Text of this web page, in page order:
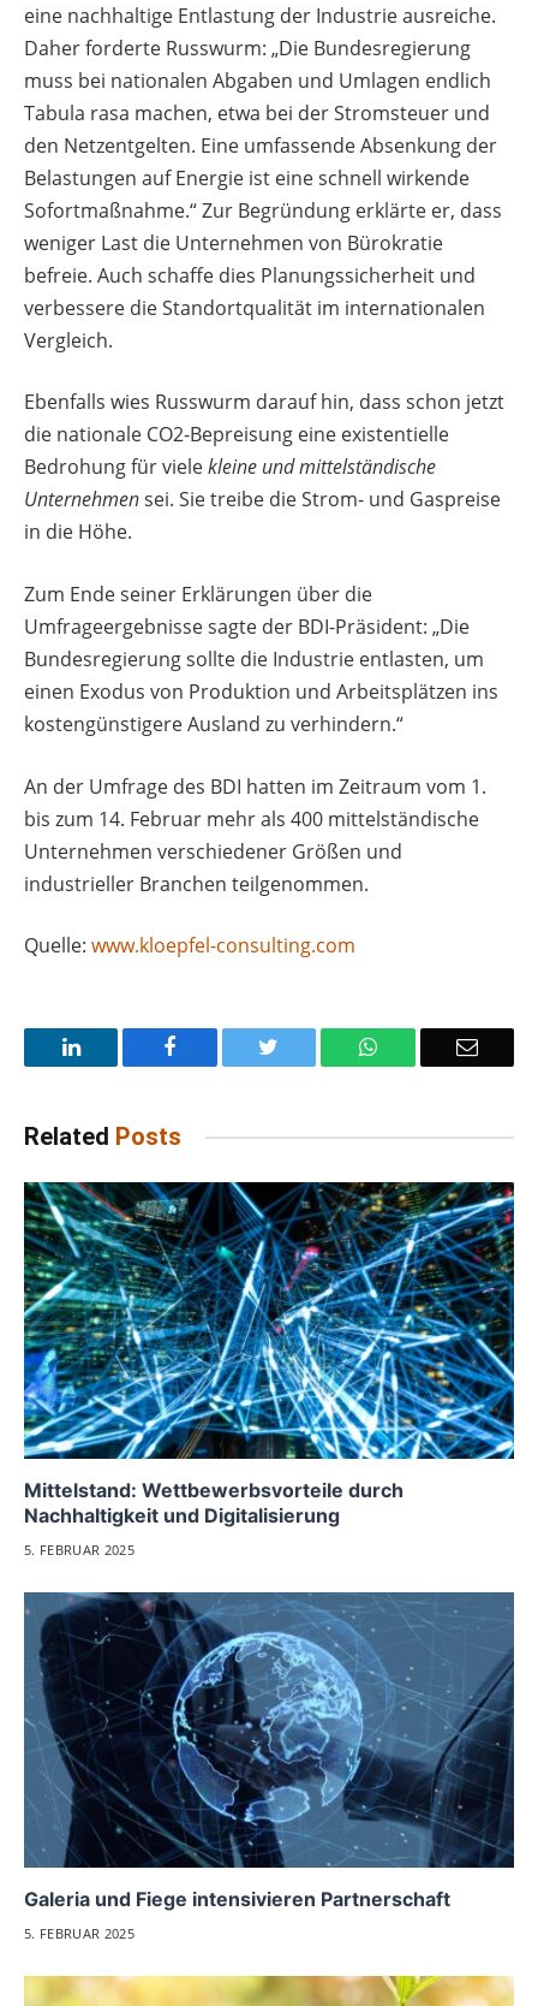
eine nachhaltige Entlastung der Industrie ausreiche.
Daher forderte Russwurm: „Die Bundesregierung
muss bei nationalen Abgaben und Umlagen endlich
Tabula rasa machen, etwa bei der Stromsteuer und
den Netzentgelten. Eine umfassende Absenkung der
Belastungen auf Energie ist eine schnell wirkende
Sofortmaßnahme.“ Zur Begründung erklärte er, dass
weniger Last die Unternehmen von Bürokratie
befreie. Auch schaffe dies Planungssicherheit und
verbessere die Standortqualität im internationalen
Vergleich.
Ebenfalls wies Russwurm darauf hin, dass schon jetzt
die nationale CO2-Bepreisung eine existentielle
Bedrohung für vielekleine und mittelständische
Unternehmensei. Sie treibe die Strom- und Gaspreise
in die Höhe.
Zum Ende seiner Erklärungen über die
Umfrageergebnisse sagte der BDI-Präsident: „Die
Bundesregierung sollte die Industrie entlasten, um
einen Exodus von Produktion und Arbeitsplätzen ins
kostengünstigere Ausland zu verhindern.“
An der Umfrage des BDI hatten im Zeitraum vom 1.
bis zum 14. Februar mehr als 400 mittelständische
Unternehmen verschiedener Größen und
industrieller Branchen teilgenommen.
Quelle: www.kloepfel-consulting.com
LinkedIn Facebook WhatsApp Email
Related Posts
Mittelstand: Wettbewerbsvorteile durch
Nachhaltigkeit und Digitalisierung
5. FEBRUAR 2025
Galeria und Fiege intensivieren Partnerschaft
5. FEBRUAR 2025